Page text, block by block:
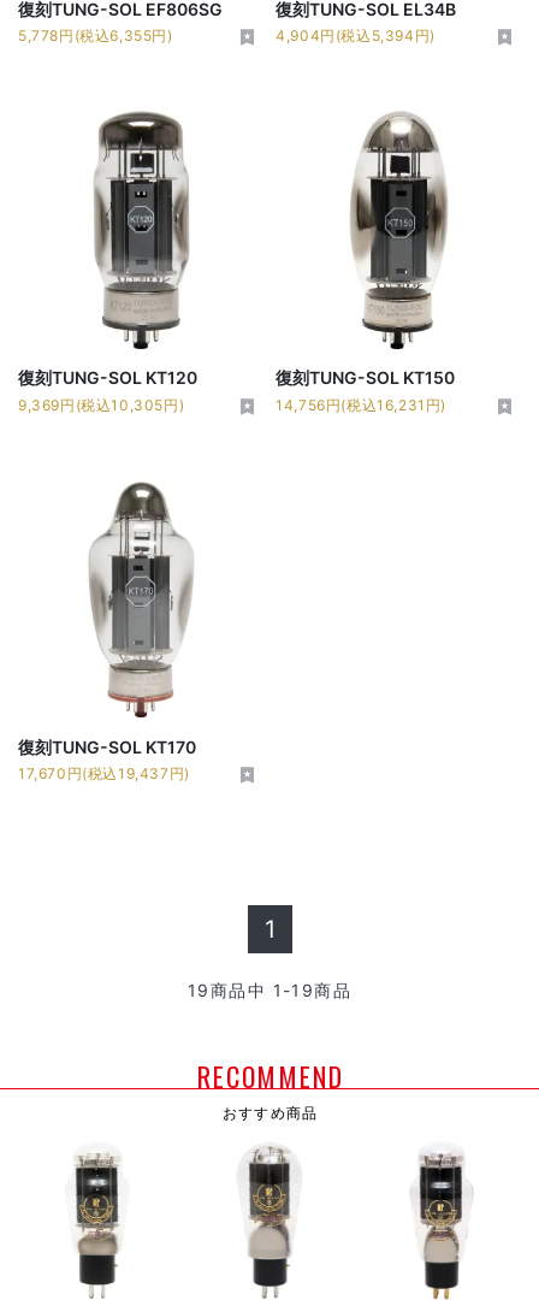
復刻TUNG-SOL EF806SG
5,778円(税込6,355円)
復刻TUNG-SOL EL34B
4,904円(税込5,394円)
復刻TUNG-SOL KT120
9,369円(税込10,305円)
復刻TUNG-SOL KT150
14,756円(税込16,231円)
復刻TUNG-SOL KT170
17,670円(税込19,437円)
1
19商品中 1-19商品
RECOMMEND
おすすめ商品